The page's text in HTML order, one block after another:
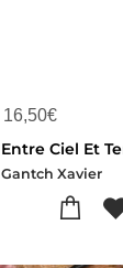
16,50€
Gantch Xavier